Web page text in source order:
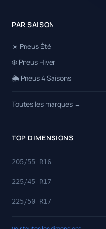
PAR SAISON
☀️ Pneus Été
❄️ Pneus Hiver
🌦️ Pneus 4 Saisons
Toutes les marques →
TOP DIMENSIONS
205/55 R16
225/45 R17
225/50 R17